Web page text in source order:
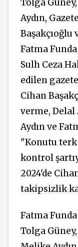
Tolga
Aydın,
Başakçıoğlu
Fatma
Sulh Ceza
edilen
Cihan
verme, Delal
Aydın ve
"Konutu
kontrol
2024'de
takipsizlik
Fatma
Tolga